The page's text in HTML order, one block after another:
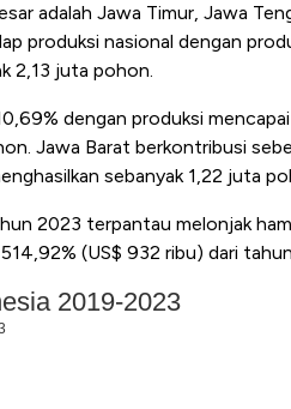
adalah Jawa Timur, Jawa
produksi nasional dengan
2,13 juta pohon.
dengan produksi
Jawa Barat berkontribusi
sebanyak 1,22 juta
2023 terpantau melonjak
(US$ 932 ribu) dari